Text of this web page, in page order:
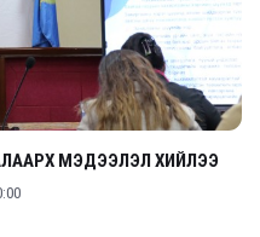
МЭДЭЭЛЭЛ ХИЙЛЭЭ